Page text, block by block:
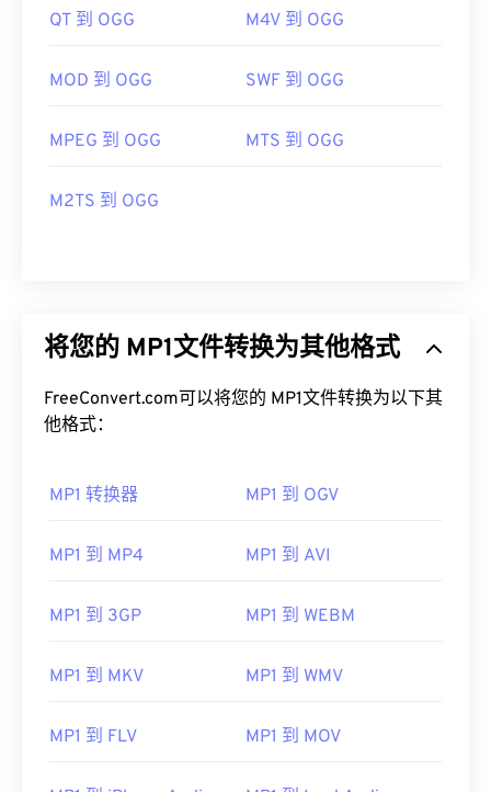
QT 到 OGG M4V 到 OGG
MOD 到 OGG SWF 到 OGG
MPEG 到 OGG MTS 到 OGG
M2TS 到 OGG
将您的 MP1文件转换为其他格式
FreeConvert.com可以将您的 MP1文件转换为以下其
他格式：
MP1 转换器 MP1 到 OGV
MP1 到 MP4 MP1 到 AVI
MP1 到 3GP MP1 到 WEBM
MP1 到 MKV MP1 到 WMV
MP1 到 FLV MP1 到 MOV